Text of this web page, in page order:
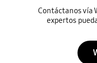
Contáctanos vía
expertos